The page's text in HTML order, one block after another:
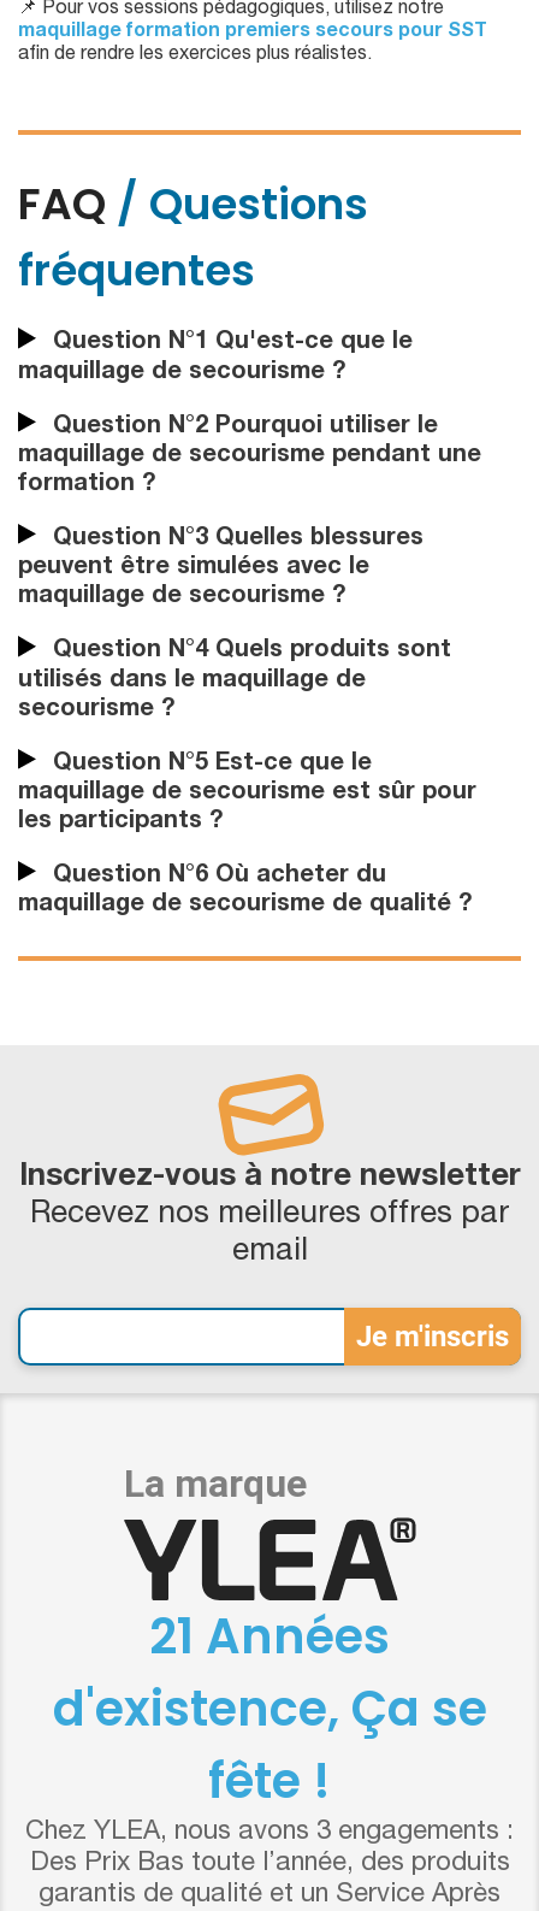
📌 Pour vos sessions pédagogiques, utilisez notre
maquillage formation premiers secours pour SST
afin de rendre les exercices plus réalistes.
FAQ / Questions
fréquentes
Question N°1 Qu'est-ce que le
maquillage de secourisme ?
Question N°2 Pourquoi utiliser le
maquillage de secourisme pendant une
formation ?
Question N°3 Quelles blessures
peuvent être simulées avec le
maquillage de secourisme ?
Question N°4 Quels produits sont
utilisés dans le maquillage de
secourisme ?
Question N°5 Est-ce que le
maquillage de secourisme est sûr pour
les participants ?
Question N°6 Où acheter du
maquillage de secourisme de qualité ?
Inscrivez-vous à notre newsletter
Recevez nos meilleures offres par
email
21 Années
d'existence, Ça se
fête !
Chez YLEA, nous avons 3 engagements :
Des Prix Bas toute l’année, des produits
garantis de qualité et un Service Après